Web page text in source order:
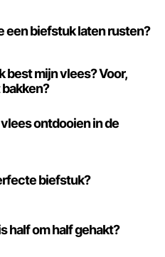
een biefstuk laten rusten?
best mijn vlees? Voor,
ontdooien in de
biefstuk?
half om half gehakt?